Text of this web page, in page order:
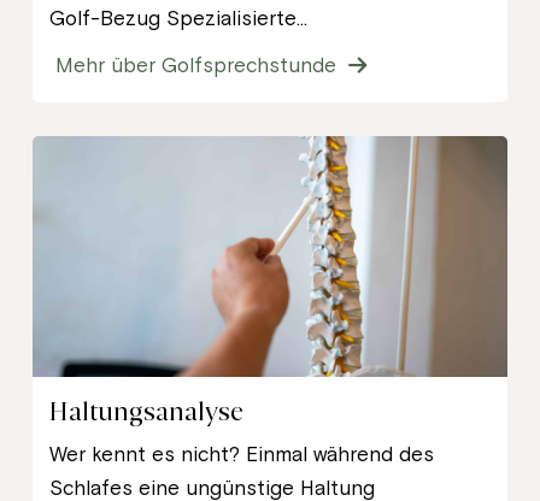
Golf-Bezug Spezialisierte...
Mehr über Golfsprechstunde
Haltungsanalyse
Wer kennt es nicht? Einmal während des
Schlafes eine ungünstige Haltung